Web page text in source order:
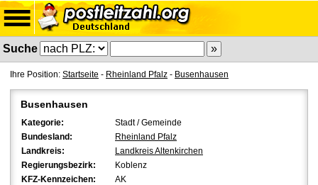
Suche
Ihre Position: Startseite - Rheinland Pfalz - Busenhausen
Busenhausen
Kategorie:
Stadt / Gemeinde
Bundesland:
Rheinland Pfalz
Landkreis:
Landkreis Altenkirchen
Regierungsbezirk:
Koblenz
KFZ-Kennzeichen:
AK